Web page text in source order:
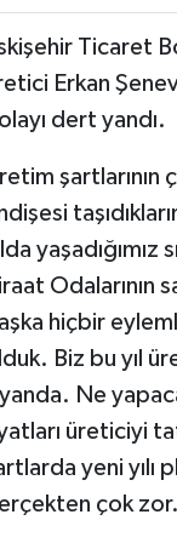
Ticaret
Erkan
dert yandı.
şartlarının
Odalarının
hiçbir
Biz bu yıl
Ne
üreticiyi
yeni yılı
çok